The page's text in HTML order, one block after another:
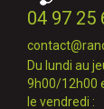
04 97 25
Du lundi au
9h00/12h00
le vendredi :